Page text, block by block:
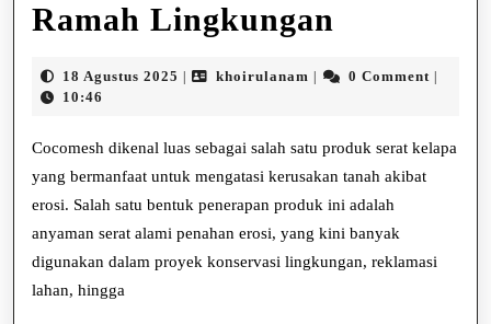
Ramah Lingkungan
Penahan
Erosi:
Solusi
Ramah
18 Agustus 2025 18
khoirulanam khoirulanam
0 Comment
10:46
Cocomesh dikenal luas sebagai salah satu produk serat kelapa
yang bermanfaat untuk mengatasi kerusakan tanah akibat
erosi. Salah satu bentuk penerapan produk ini adalah
anyaman serat alami penahan erosi, yang kini banyak
digunakan dalam proyek konservasi lingkungan, reklamasi
lahan, hingga